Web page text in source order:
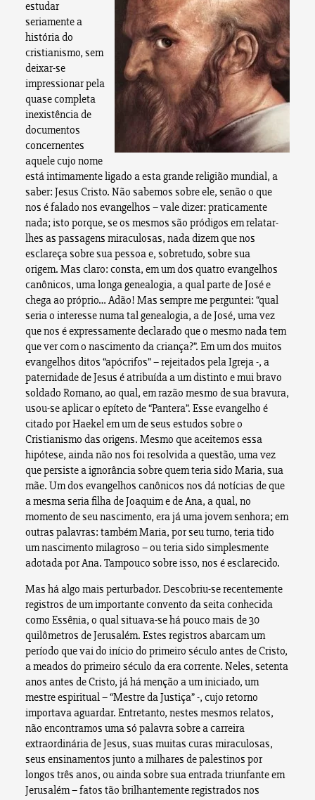
estudar
seriamente a
história do
cristianismo, sem
deixar-se
impressionar pela
quase completa
inexistência de
documentos
concernentes
aquele cujo nome
está intimamente ligado a esta grande religião mundial, a
saber: Jesus Cristo. Não sabemos sobre ele, senão o que
nos é falado nos evangelhos – vale dizer: praticamente
nada; isto porque, se os mesmos são pródigos em relatar-
lhes as passagens miraculosas, nada dizem que nos
esclareça sobre sua pessoa e, sobretudo, sobre sua
origem. Mas claro: consta, em um dos quatro evangelhos
canônicos, uma longa genealogia, a qual parte de José e
chega ao próprio… Adão! Mas sempre me perguntei: “qual
seria o interesse numa tal genealogia, a de José, uma vez
que nos é expressamente declarado que o mesmo nada tem
que ver com o nascimento da criança?”. Em um dos muitos
evangelhos ditos “apócrifos” – rejeitados pela Igreja -, a
paternidade de Jesus é atribuída a um distinto e mui bravo
soldado Romano, ao qual, em razão mesmo de sua bravura,
usou-se aplicar o epíteto de “Pantera”. Esse evangelho é
citado por Haekel em um de seus estudos sobre o
Cristianismo das origens. Mesmo que aceitemos essa
hipótese, ainda não nos foi resolvida a questão, uma vez
que persiste a ignorância sobre quem teria sido Maria, sua
mãe. Um dos evangelhos canônicos nos dá notícias de que
a mesma seria filha de Joaquim e de Ana, a qual, no
momento de seu nascimento, era já uma jovem senhora; em
outras palavras: também Maria, por seu turno, teria tido
um nascimento milagroso – ou teria sido simplesmente
adotada por Ana. Tampouco sobre isso, nos é esclarecido.
Mas há algo mais perturbador. Descobriu-se recentemente
registros de um importante convento da seita conhecida
como Essênia, o qual situava-se há pouco mais de 30
quilômetros de Jerusalém. Estes registros abarcam um
período que vai do início do primeiro século antes de Cristo,
a meados do primeiro século da era corrente. Neles, setenta
anos antes de Cristo, já há menção a um iniciado, um
mestre espiritual – “Mestre da Justiça” -, cujo retorno
importava aguardar. Entretanto, nestes mesmos relatos,
não encontramos uma só palavra sobre a carreira
extraordinária de Jesus, suas muitas curas miraculosas,
seus ensinamentos junto a milhares de palestinos por
longos três anos, ou ainda sobre sua entrada triunfante em
Jerusalém – fatos tão brilhantemente registrados nos